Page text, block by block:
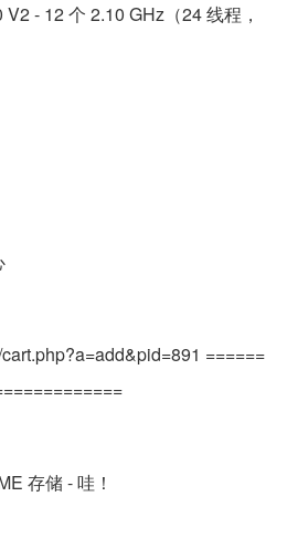
- 12 个 2.10 GHz（24 线程，
======
存储 - 哇！